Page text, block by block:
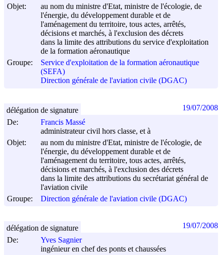
Objet:
au nom du ministre d'Etat, ministre de l'écologie, de
l'énergie, du développement durable et de
l'aménagement du territoire, tous actes, arrêtés,
décisions et marchés, à l'exclusion des décrets
dans la limite des attributions du service d'exploitation
de la formation aéronautique
Groupe:
Service d'exploitation de la formation aéronautique
(SEFA)
Direction générale de l'aviation civile (DGAC)
De:
Francis Massé
administrateur civil hors classe, et à
Objet:
au nom du ministre d'Etat, ministre de l'écologie, de
l'énergie, du développement durable et de
l'aménagement du territoire, tous actes, arrêtés,
décisions et marchés, à l'exclusion des décrets
dans la limite des attributions du secrétariat général de
l'aviation civile
Groupe:
Direction générale de l'aviation civile (DGAC)
délégation de signature 19/07/2008
De:
Yves Sagnier
ingénieur en chef des ponts et chaussées
délégation de signature 19/07/2008